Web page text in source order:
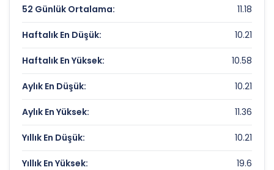
52 Günlük Ortalama: 11.18
Haftalık En Düşük: 10.21
Haftalık En Yüksek: 10.58
Aylık En Düşük: 10.21
Aylık En Yüksek: 11.36
Yıllık En Düşük: 10.21
Yıllık En Yüksek: 19.6